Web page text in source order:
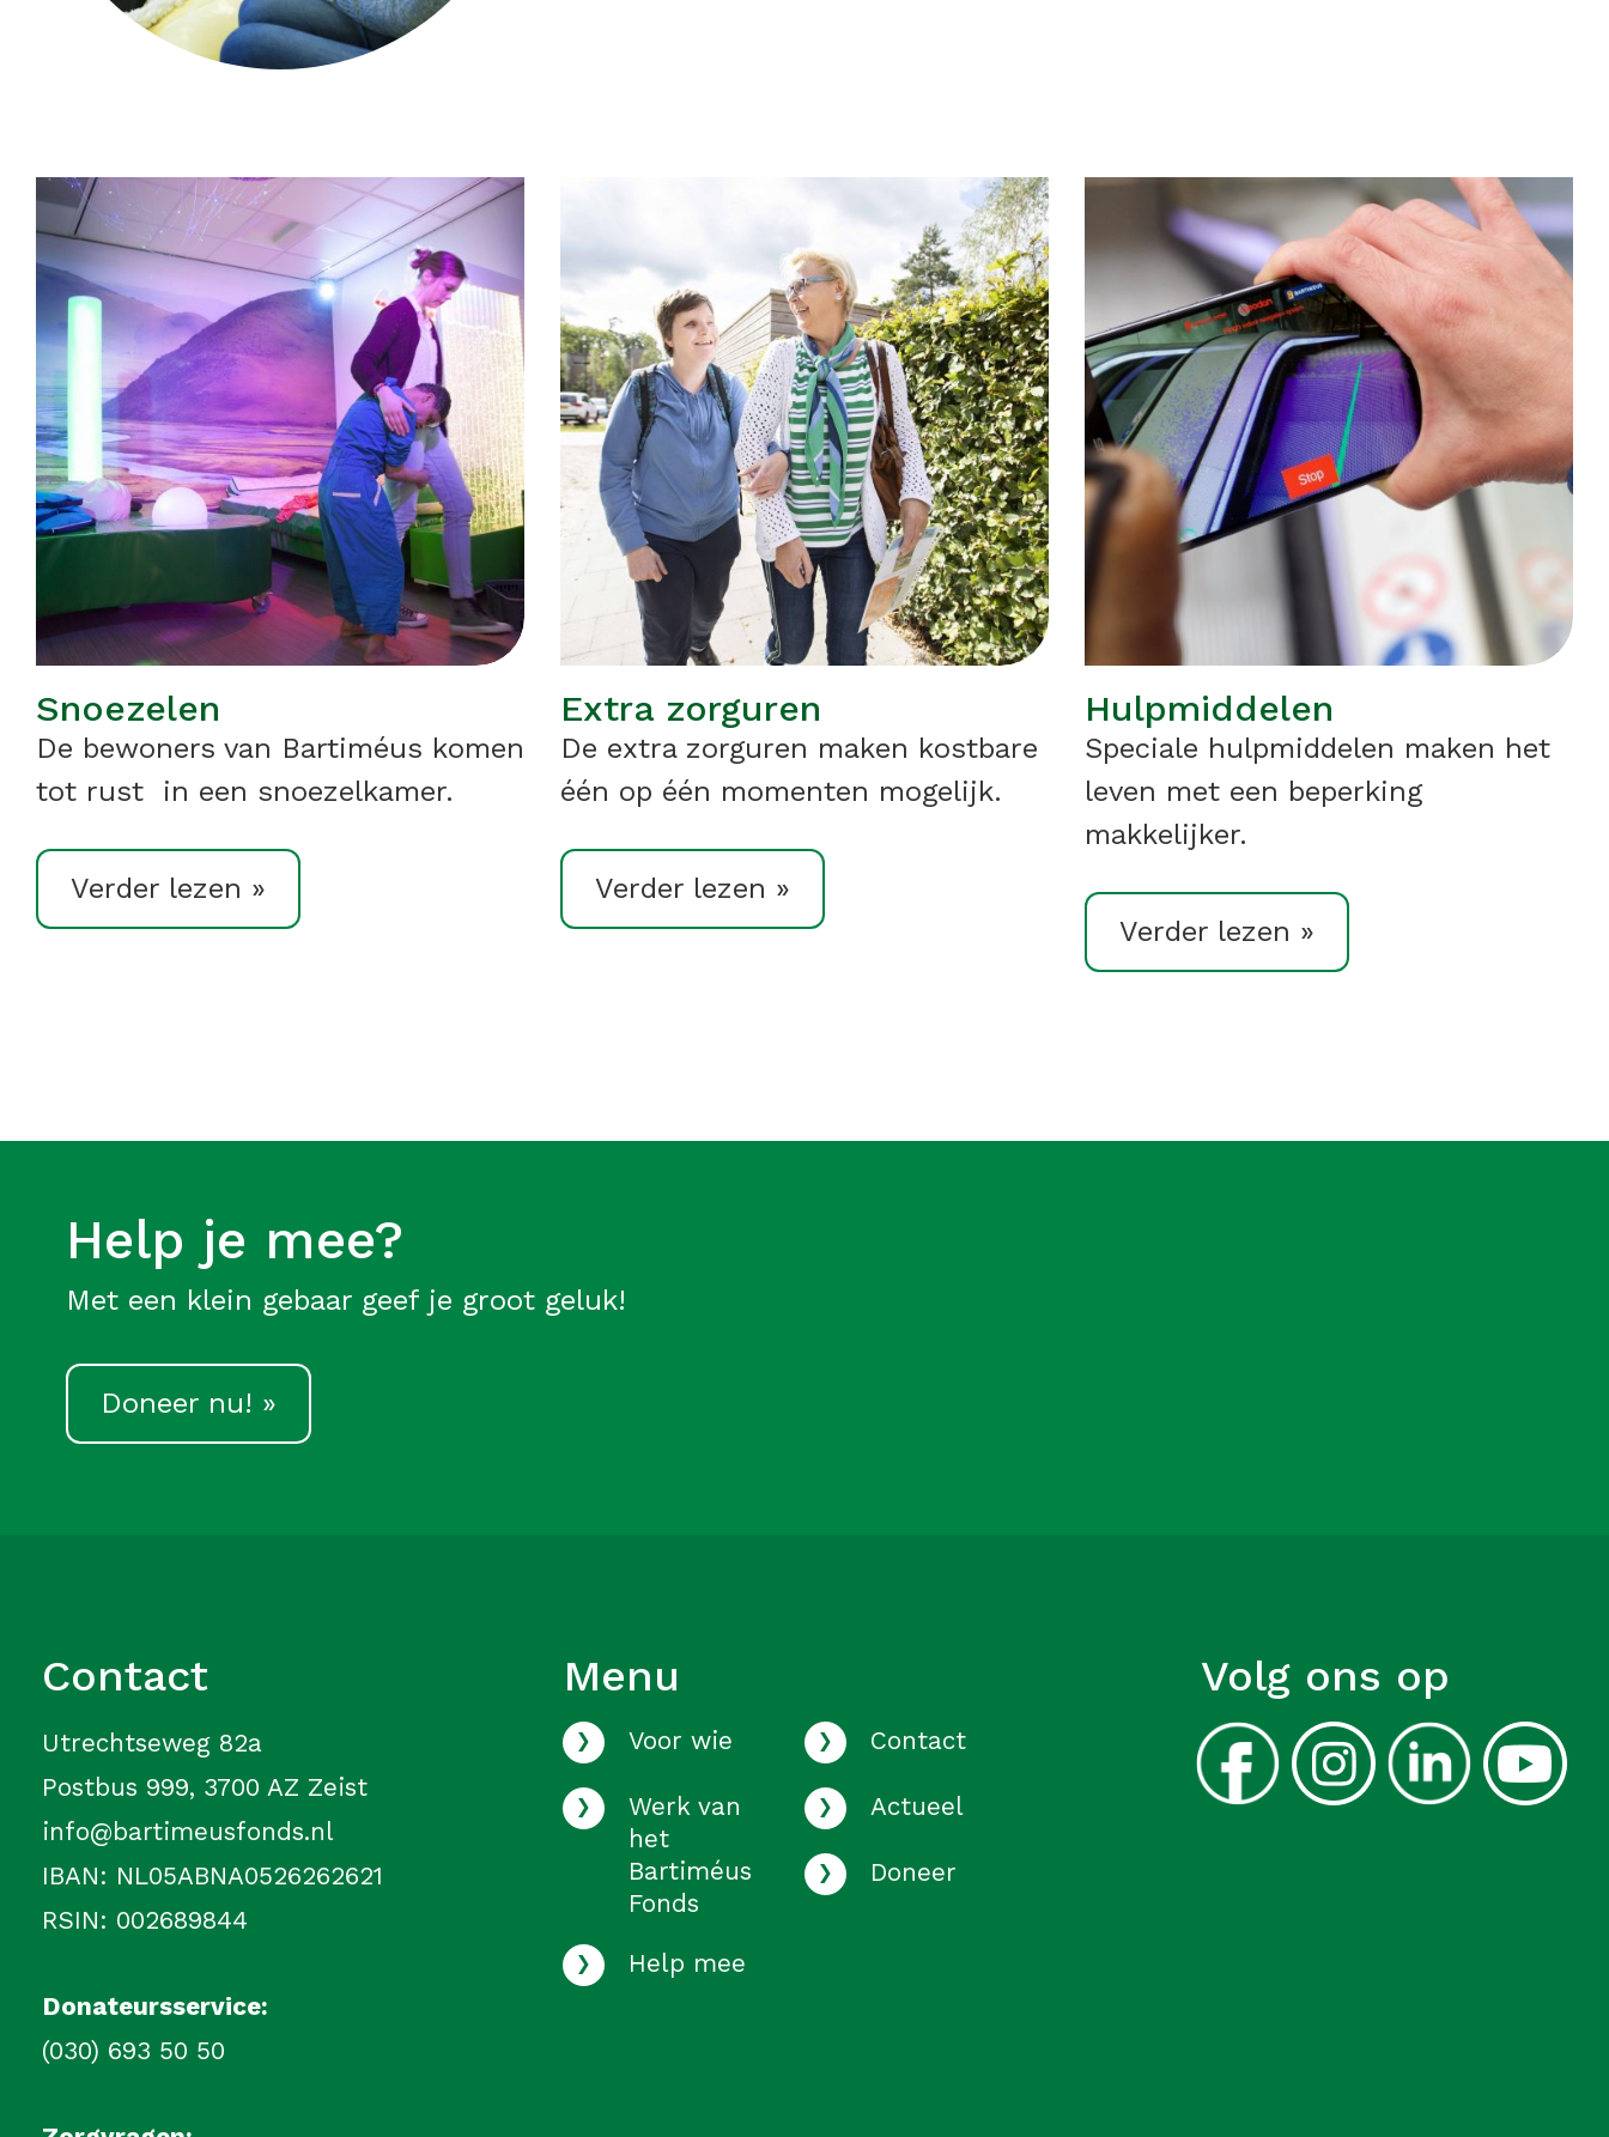
Snoezelen
De bewoners van Bartiméus komen
tot rust in een snoezelkamer.
Verder lezen »
Extra zorguren
De extra zorguren maken kostbare
één op één momenten mogelijk.
Verder lezen »
Hulpmiddelen
Speciale hulpmiddelen maken het
leven met een beperking
makkelijker.
Verder lezen »
Help je mee?
Met een klein gebaar geef je groot geluk!
Doneer nu! »
Contact
Utrechtseweg 82a
Postbus 999, 3700 AZ Zeist
info@bartimeusfonds.nl
IBAN: NL05ABNA0526262621
RSIN: 002689844
Donateursservice:
(030) 693 50 50
Menu
› Voor wie
›
Werk van
het
Bartiméus
Fonds
› Help mee
› Contact
› Actueel
› Doneer
Volg ons op